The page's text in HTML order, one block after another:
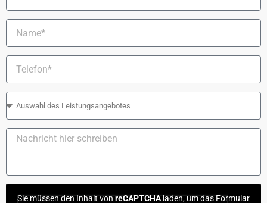
Sie müssen den Inhalt vonreCAPTCHAladen, um das Formular